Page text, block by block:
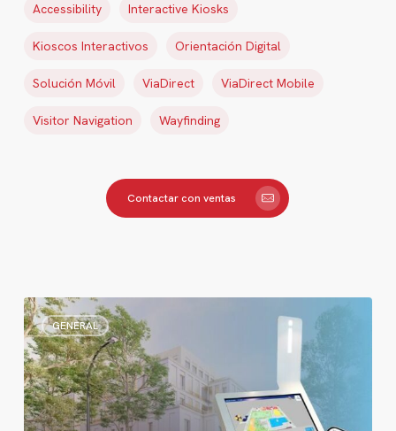
Accessibility Interactive Kiosks
Kioscos Interactivos Orientación Digital
Solución Móvil ViaDirect ViaDirect Mobile
Visitor Navigation Wayfinding
Contactar con ventas
GENERAL
Orientación
Digital
para
Hospitales
y
Centros